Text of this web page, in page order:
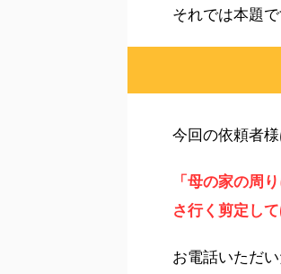
それでは本題で
今回の依頼者
「母の家の周
さ行く剪定して
お電話いただ